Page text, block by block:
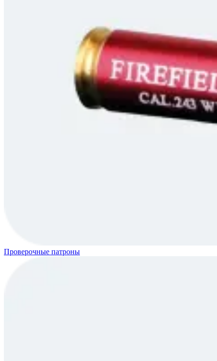
Проверочные патроны